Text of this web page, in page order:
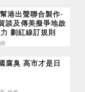
港出聲聯合製作‧
談及傳美擬爭地啟
劃紅線訂規則
腐臭 高市才是日